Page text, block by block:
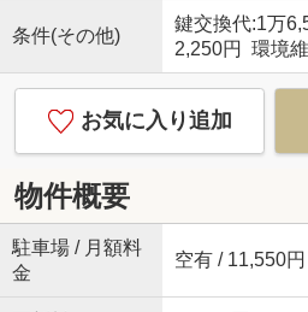
条件(その他)
鍵交換代:1万
2,250円 環境
お気に入り追加
物件概要
駐車場 / 月額料
金
空有 / 11,550